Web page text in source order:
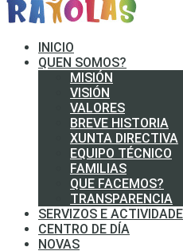
INICIO
QUEN SOMOS?
MISIÓN
VISIÓN
VALORES
BREVE HISTORIA
XUNTA DIRECTIVA
EQUIPO TÉCNICO
FAMILIAS
QUE FACEMOS?
TRANSPARENCIA
SERVIZOS E
CENTRO DE DÍA
NOVAS